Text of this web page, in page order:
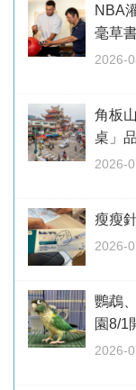
NBA
毫草
2026-
角板
桌」
2026-
瘦瘦
2026-
鸚鵡
園8/1
2026-